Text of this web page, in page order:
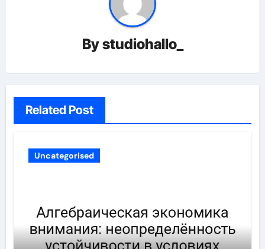
Bystudiohallo_
Related Post
Uncategorised